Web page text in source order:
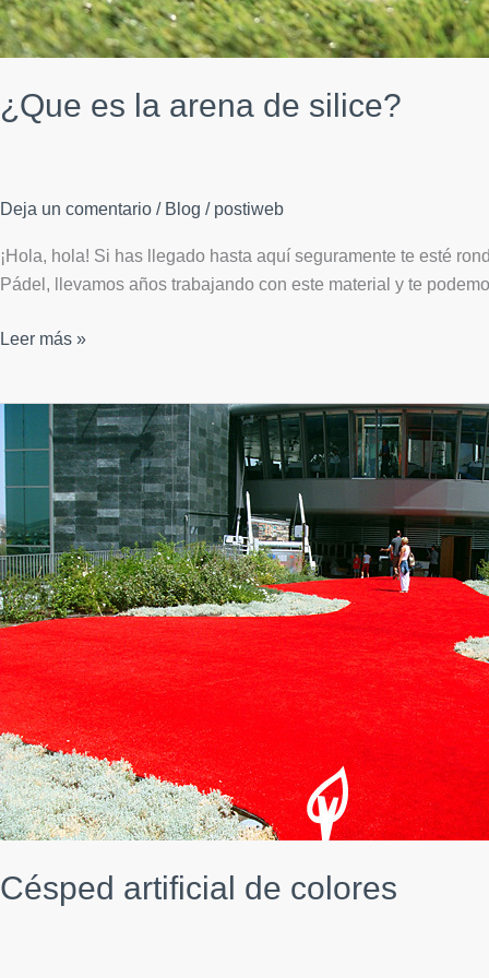
¿Que es la arena de silice?
Deja un comentario / Blog / postiweb
¡Hola, hola! Si has llegado hasta aquí seguramente te esté
Pádel, llevamos años trabajando con este material y te
¿Que
de
silice?
Leer más »
Césped artificial de colores